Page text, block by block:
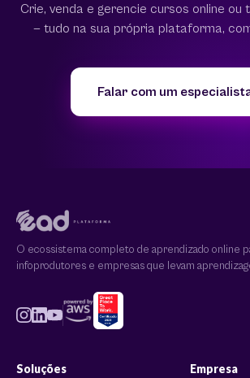
Crie, venda e gerencie cursos online ou
— tudo na sua própria plataforma,
Falar com um
O ecossistema completo de aprendizado online
infoprodutores e empresas que levam
Soluções Empresa